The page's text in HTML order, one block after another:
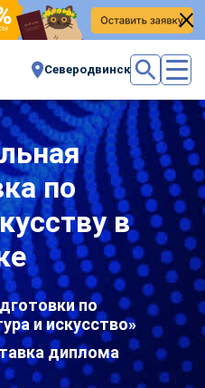
Северодвинск
по
в
по
и искусство»
диплома